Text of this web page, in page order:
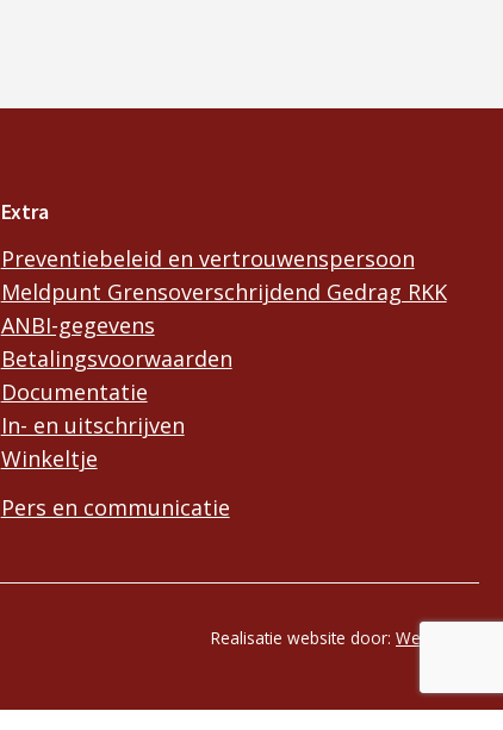
Extra
Preventiebeleid en vertrouwenspersoon
Meldpunt Grensoverschrijdend Gedrag RKK
ANBI-gegevens
Betalingsvoorwaarden
Documentatie
In- en uitschrijven
Winkeltje
Pers en communicatie
Realisatie website door: Webheld.nl